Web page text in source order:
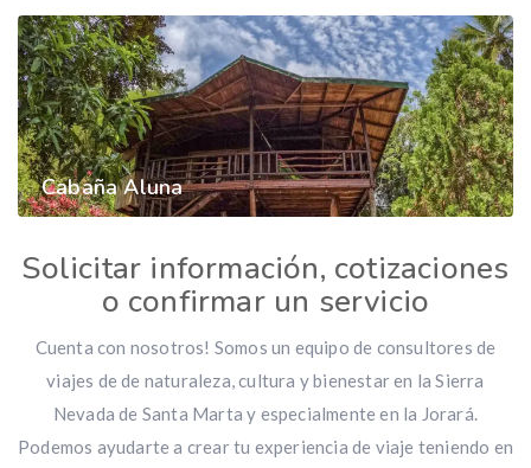
Cabaña Aluna
Solicitar información, cotizaciones
o confirmar un servicio
Cuenta con nosotros! Somos un equipo de consultores de
viajes de de naturaleza, cultura y bienestar en la Sierra
Nevada de Santa Marta y especialmente en la Jorará.
Podemos ayudarte a crear tu experiencia de viaje teniendo en